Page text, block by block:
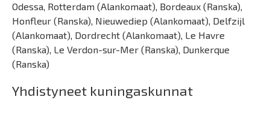
Odessa, Rotterdam (Alankomaat), Bordeaux (Ranska),
Honfleur (Ranska), Nieuwediep (Alankomaat), Delfzijl
(Alankomaat), Dordrecht (Alankomaat), Le Havre
(Ranska), Le Verdon-sur-Mer (Ranska), Dunkerque
(Ranska)
Yhdistyneet kuningaskunnat